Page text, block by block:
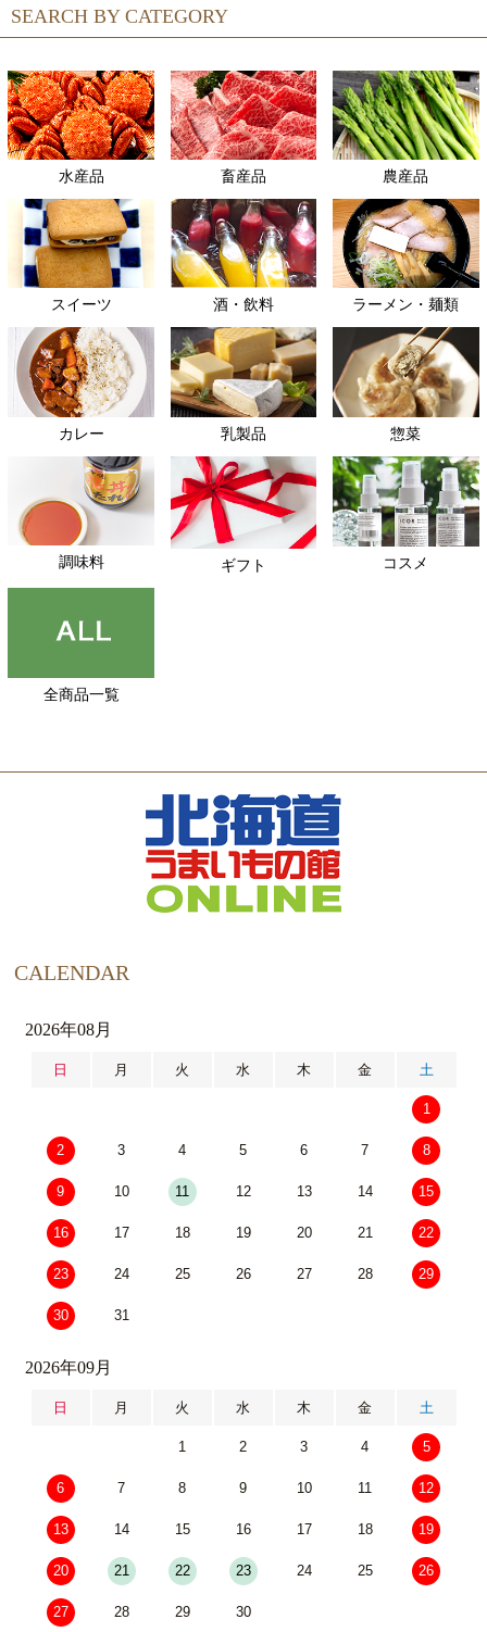
SEARCH BY CATEGORY
水産品 畜産品 農産品
スイーツ 酒・飲料 ラーメン・麺類
カレー 乳製品 惣菜
調味料 ギフト コスメ
全商品一覧
CALENDAR
2026年08月
日 月 火 水 木 金 土
1
2 3 4 5 6 7 8
9 10 11 12 13 14 15
16 17 18 19 20 21 22
23 24 25 26 27 28 29
30 31
2026年09月
日 月 火 水 木 金 土
1 2 3 4 5
6 7 8 9 10 11 12
13 14 15 16 17 18 19
20 21 22 23 24 25 26
27 28 29 30